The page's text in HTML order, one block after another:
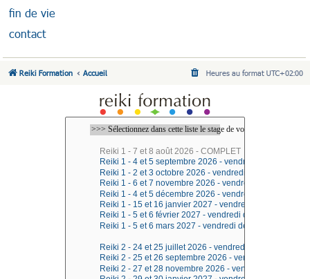
fin de vie
contact
Reiki Formation Accueil Heures au format UTC+02:00